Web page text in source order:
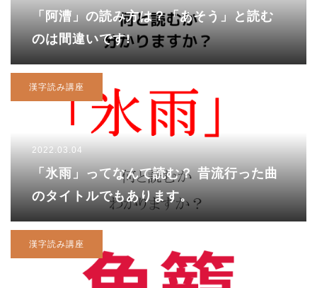
「阿漕」の読み方は？「あそう」と読む
のは間違いです!
漢字読み講座
2022.03.04
「氷雨」ってなんて読む？ 昔流行った曲
のタイトルでもあります。
漢字読み講座